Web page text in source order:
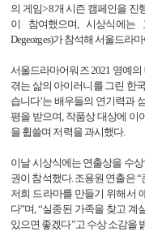
의 게임> 8개 시즌 캠페인을 진
이 참여했으며 ,시상식에는
Degeorges)가 참석해 서울드라
서울드라마어워즈2021 영예의
겪는 삶의 아이러니를 그린 한
습니다’는 배우들의 연기력과
평을 받으며 작품상 대상에 이
을 휩쓸며 저력을 과시했다.
이날 시상식에는 연출상을 수
권이 참석했다. 조용원 연출은
저희 드라마를 만들기 위해서
다”며 ,“실종된 가족을 찾고 계
있으면 좋겠다”고 수상 소감을